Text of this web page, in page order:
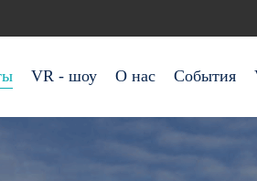
VR - шоу О нас События